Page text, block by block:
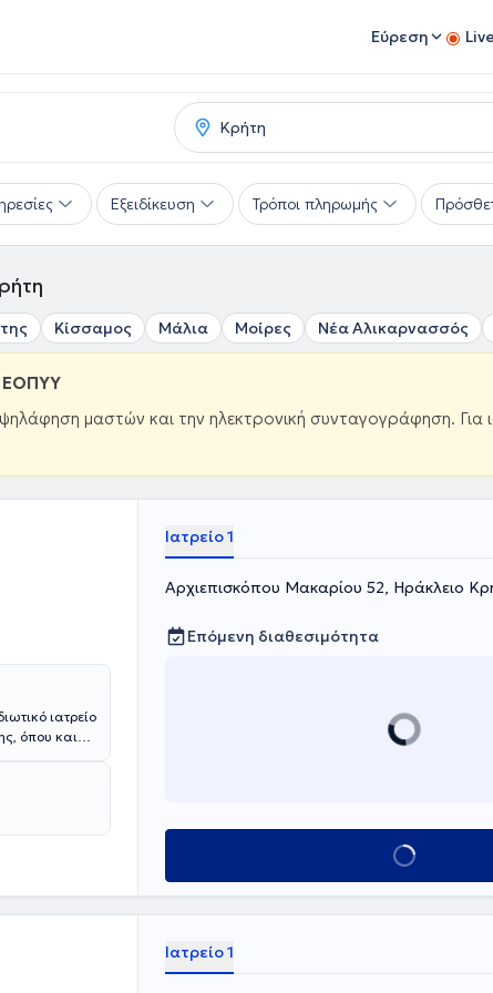
Εύρεση
Εξειδίκευση Τρόποι πληρωμής
Κίσσαμος Μάλια Μοίρες Νέα Αλικαρνασσός
ΕΟΠΥΥ
μαστών και την ηλεκτρονική συνταγογράφηση. Για
ιατρείο
όπου και
έχει
Ιατρείο 1
Αρχιεπισκόπου Μακαρίου 52, Ηράκλειο
Επόμενη διαθεσιμότητα
Κλείσε ραντεβού
Ιατρείο 1